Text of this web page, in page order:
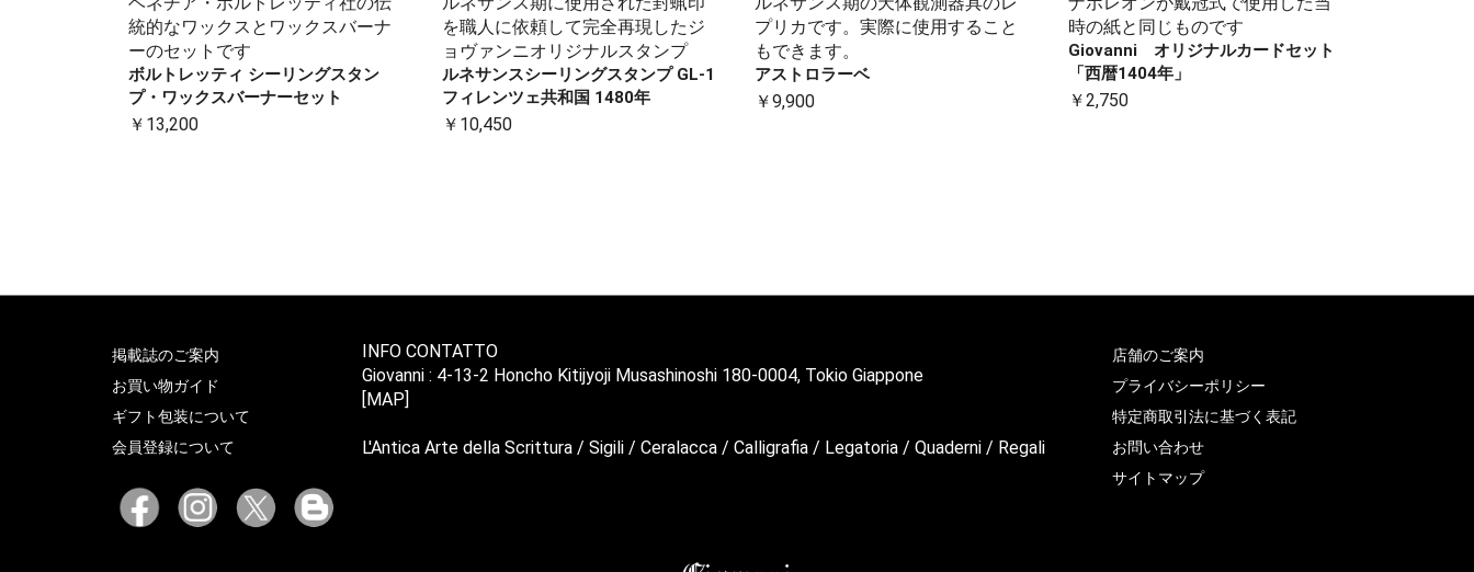
統的なワックスとワックスバーナ
ーのセットです
ボルトレッティ シーリングスタン
プ・ワックスバーナーセット
￥13,200
を職人に依頼して完全再現したジ
ョヴァンニオリジナルスタンプ
ルネサンスシーリングスタンプ GL-1
フィレンツェ共和国 1480年
￥10,450
プリカです。実際に使用すること
もできます。
アストロラーベ
￥9,900
時の紙と同じものです
Giovanni オリジナルカードセット
「西暦1404年」
￥2,750
掲載誌のご案内
お買い物ガイド
ギフト包装について
会員登録について
INFO CONTATTO
Giovanni : 4-13-2 Honcho Kitijyoji Musashinoshi 180-0004, Tokio Giappone
[MAP]
L'Antica Arte della Scrittura / Sigili / Ceralacca / Calligrafia / Legatoria / Quaderni / Regali
店舗のご案内
プライバシーポリシー
特定商取引法に基づく表記
お問い合わせ
サイトマップ